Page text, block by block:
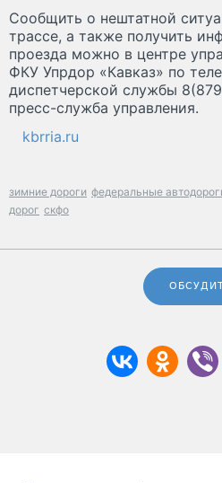
Сообщить о нештатной
трассе, а также получить
проезда можно в центре
ФКУ Упрдор «Кавказ» по
диспетчерской службы
пресс-служба управления.
kbrria.ru
зимние дороги федеральные
дорог скфо